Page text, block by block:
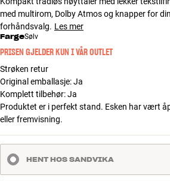
Finn Butikk
Kundeservice
Logg inn
Bygg med lyd
med multirom, Dolby Atmos og knapper for
forhåndsvalg. Les mer
FargeSølv
PRISEN GJELDER KUN I VÅR OUTLET
Strøken retur
Original emballasje:Ja
Komplett tilbehør:Ja
Produktet er i perfekt stand. Esken har vært
eller fremvisning.
HENT HOS SANDVIKA